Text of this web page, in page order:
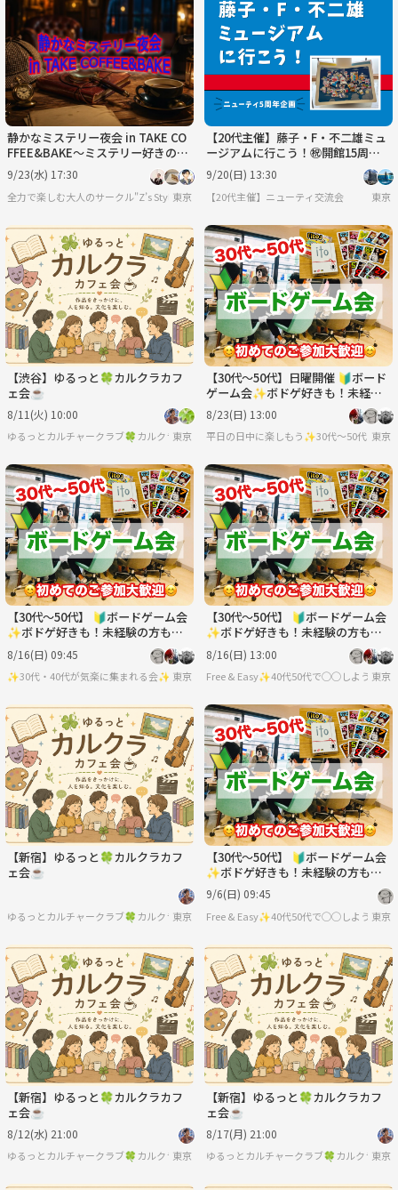
静かなミステリー夜会 in TAKE CO
FFEE&BAKE～ミステリー好きのた
めの集い～
9/23(水) 17:30
全力で楽しむ大人のサークル"Z’s Style"東京
【20代主催】藤子・F・不二雄ミュ
ージアムに行こう！㊗️開館15周年
×ニューティ交流会5周年🤝勝手に
コラボ企画
9/20(日) 13:30
【20代主催】ニューティ交流会 東京
【渋谷】ゆるっと🍀カルクラカフ
ェ会☕️
8/11(火) 10:00
ゆるっとカルチャークラブ🍀カルクラ🍀
東京
【30代〜50代】日曜開催 🔰ボード
ゲーム会✨ボドゲ好きも！未経験
の方も！難しいルールなし🙆‍♀️
8/23(日) 13:00
平日の日中に楽しもう✨30代〜50代（た
東京
【30代〜50代】 🔰ボードゲーム会
✨ボドゲ好きも！未経験の方も！
難しいルールは一切なし🙆‍♀️
8/16(日) 09:45
✨30代・40代が気楽に集まれる会✨ 東京
【30代〜50代】 🔰ボードゲーム会
✨ボドゲ好きも！未経験の方も！
難しいルールは一切なし🙆‍♀️
8/16(日) 13:00
Free & Easy✨40代50代で◯◯しようの会
東京
【新宿】ゆるっと🍀カルクラカフ
ェ会☕️
ゆるっとカルチャークラブ🍀カルクラ🍀
東京
【30代〜50代】 🔰ボードゲーム会
✨ボドゲ好きも！未経験の方も！
難しいルールは一切なし🙆‍♀️
9/6(日) 09:45
Free & Easy✨40代50代で◯◯しようの会
東京
【新宿】ゆるっと🍀カルクラカフ
ェ会☕️
8/12(水) 21:00
ゆるっとカルチャークラブ🍀カルクラ🍀
東京
【新宿】ゆるっと🍀カルクラカフ
ェ会☕️
8/17(月) 21:00
ゆるっとカルチャークラブ🍀カルクラ🍀
東京